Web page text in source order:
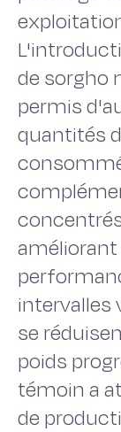
de sorgho
permis
quantités
améliorant
intervalles
se
poids
témoin a
de